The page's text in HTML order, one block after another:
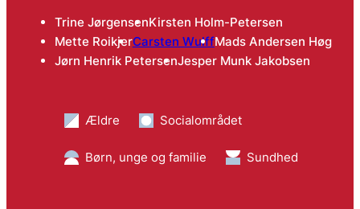
Trine JørgensenKirsten Holm-Petersen
Mette RoikjerCarsten WulffMads Andersen Høg
Jørn Henrik PetersenJesper Munk Jakobsen
Ældre Socialområdet
Børn, unge og familie Sundhed